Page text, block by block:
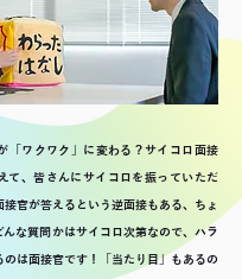
「ワクワク」に変わる？サイコロ面接
て、皆さんにサイコロを振っていただ
接官が答えるという逆面接もある、ちょ
んな質問かはサイコロ次第なので、ハラ
は面接官です！「当たり目」もあるの